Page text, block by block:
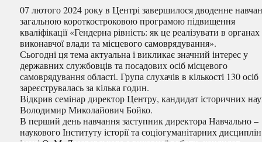
07 лютого 2024 року в Центрі завершилося дводенне
загальною короткостроковою програмою підвищення
кваліфікації «Гендерна рівність: як це реалізувати в органах
виконавчої влади та місцевого самоврядування».
Сьогодні ця тема актуальна і викликає значний інтерес у
державних службовців та посадових осіб місцевого
самоврядування області. Група слухачів в кількості 130 осіб
зареєструвалась за кілька годин.
Відкрив семінар директор Центру, кандидат історичних
Володимир Миколайович Бойко.
В перший день навчання заступник директора Навчально –
наукового Інституту історії та соціогуманітарних дисциплін